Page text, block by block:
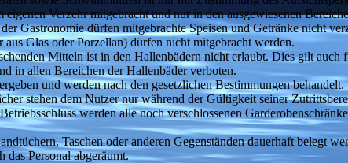
eigenen Verzehr mitgebracht und nur in den ausgewiesenen
Gastronomie dürfen mitgebrachte Speisen und Getränke nicht
Glas oder Porzellan) dürfen nicht mitgebracht werden.
Mitteln ist in den Hallenbädern nicht erlaubt. Dies gilt
in allen Bereichen der Hallenbäder verboten.
und werden nach den gesetzlichen Bestimmungen behandelt.
stehen dem Nutzer nur während der Gültigkeit seiner
werden alle noch verschlossenen
Taschen oder anderen Gegenständen dauerhaft belegt
das Personal abgeräumt.